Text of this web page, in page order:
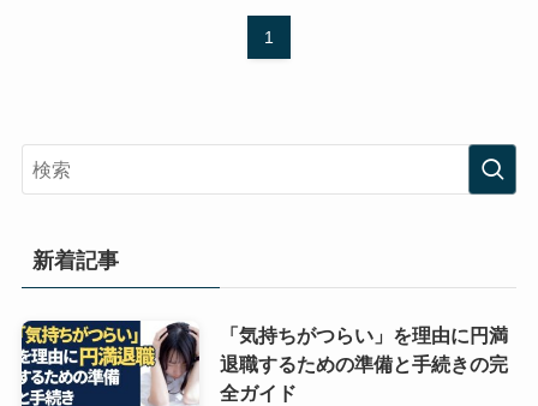
1
新着記事
「気持ちがつらい」を理由に円満
退職するための準備と手続きの完
全ガイド